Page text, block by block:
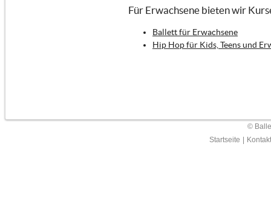
Für Erwachsene bieten wir
Ballett für Erwachsene
Hip Hop für Kids, Teens und
©
Startseite
Kontakt